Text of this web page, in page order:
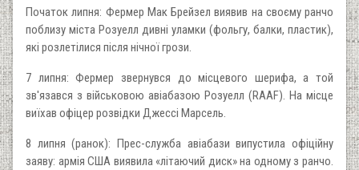
Початок липня: Фермер Мак Брейзел виявив на своєму ранчо
поблизу міста Розуелл дивні уламки (фольгу, балки, пластик),
які розлетілися після нічної грози.
7 липня: Фермер звернувся до місцевого шерифа, а той
зв'язався з військовою авіабазою Розуелл (RAAF). На місце
виїхав офіцер розвідки Джессі Марсель.
8 липня (ранок): Прес-служба авіабази випустила офіційну
заяву: армія США виявила «літаючий диск» на одному з ранчо.